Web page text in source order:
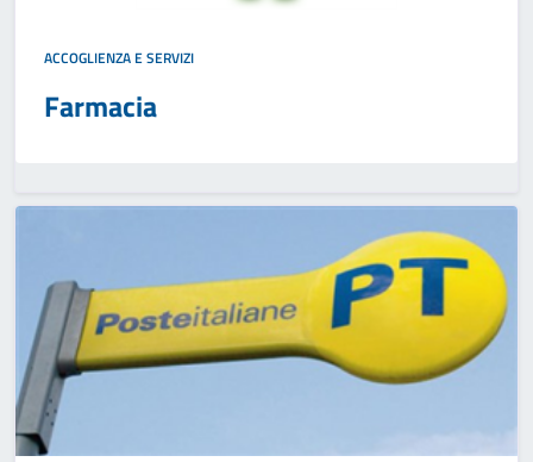
ACCOGLIENZA E SERVIZI
Farmacia